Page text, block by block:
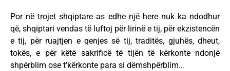
Por në trojet shqiptare as edhe një here nuk ka ndodhur
që, shqiptari vendas të luftoj për lirinë e tij, për ekzistencën
e tij, për ruajtjen e qenjes së tij, traditës, gjuhës, dheut,
tokës, e për këtë sakrificë të tijën të kërkonte ndonjë
shpërblim ose t’kërkonte para si dëmshpërblim…